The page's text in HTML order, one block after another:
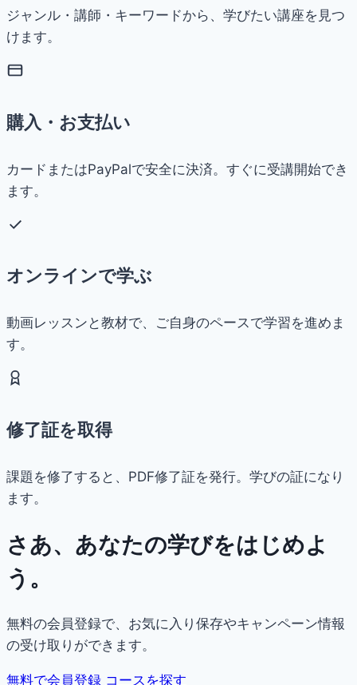
ジャンル・講師・キーワードから、学びたい講座を見つ
けます。
購入・お支払い
カードまたはPayPalで安全に決済。すぐに受講開始でき
ます。
オンラインで学ぶ
動画レッスンと教材で、ご自身のペースで学習を進めま
す。
修了証を取得
課題を修了すると、PDF修了証を発行。学びの証になり
ます。
さあ、あなたの学びをはじめよ
う。
無料の会員登録で、お気に入り保存やキャンペーン情報
の受け取りができます。
無料で会員登録 コースを探す